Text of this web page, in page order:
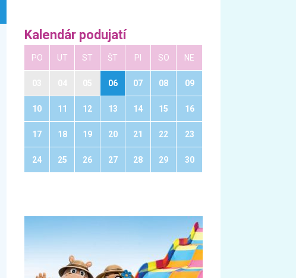
Kalendár podujatí
PO UT ST ŠT PI SO NE
06 07 08 09
10 11 12 13 14 15 16
17 18 19 20 21 22 23
24 25 26 27 28 29 30